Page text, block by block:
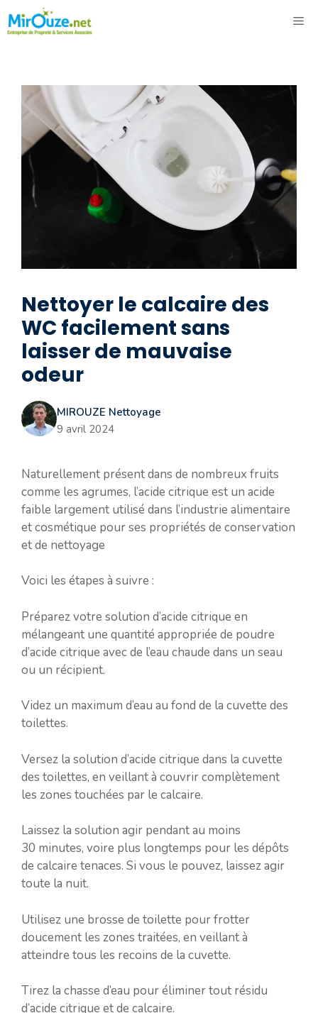
au
Nettoyer le calcaire des
WC facilement sans
laisser de mauvaise
odeur
MIROUZE Nettoyage
9 avril 2024
Naturellement présent dans de nombreux fruits
comme les agrumes, l’acide citrique est un acide
faible largement utilisé dans l’industrie alimentaire
et cosmétique pour ses propriétés de conservation
et de nettoyage
Voici les étapes à suivre :
Préparez votre solution d’acide citrique en
mélangeant une quantité appropriée de poudre
d’acide citrique avec de l’eau chaude dans un seau
ou un récipient.
Videz un maximum d’eau au fond de la cuvette des
toilettes.
Versez la solution d’acide citrique dans la cuvette
des toilettes, en veillant à couvrir complètement
les zones touchées par le calcaire.
Laissez la solution agir pendant au moins
30 minutes, voire plus longtemps pour les dépôts
de calcaire tenaces. Si vous le pouvez, laissez agir
toute la nuit.
Utilisez une brosse de toilette pour frotter
doucement les zones traitées, en veillant à
atteindre tous les recoins de la cuvette.
Tirez la chasse d’eau pour éliminer tout résidu
d’acide citrique et de calcaire.